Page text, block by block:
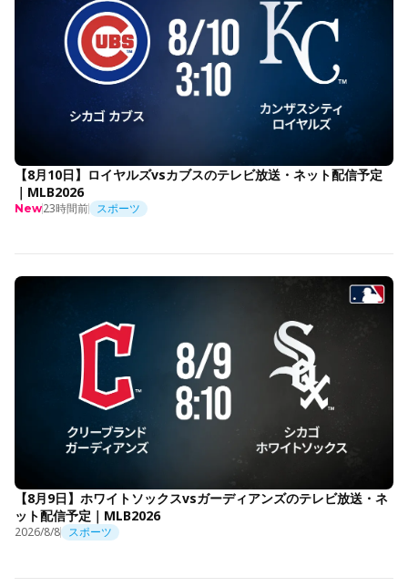
【8月10日】ロイヤルズvsカブスのテレビ放送・ネット配信予定
｜MLB2026
New23時間前 スポーツ
【8月9日】ホワイトソックスvsガーディアンズのテレビ放送・ネ
ット配信予定｜MLB2026
2026/8/8 スポーツ